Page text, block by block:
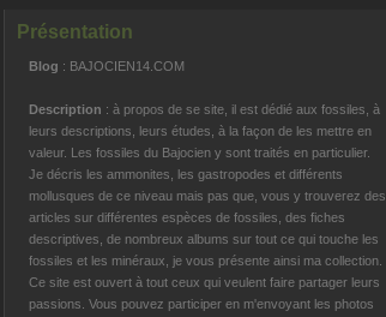
Présentation
Blog : BAJOCIEN14.COM
Description : à propos de se site, il est dédié aux fossiles, à
leurs descriptions, leurs études, à la façon de les mettre en
valeur. Les fossiles du Bajocien y sont traités en particulier.
Je décris les ammonites, les gastropodes et différents
mollusques de ce niveau mais pas que, vous y trouverez des
articles sur différentes espèces de fossiles, des fiches
descriptives, de nombreux albums sur tout ce qui touche les
fossiles et les minéraux, je vous présente ainsi ma collection.
Ce site est ouvert à tout ceux qui veulent faire partager leurs
passions. Vous pouvez participer en m'envoyant les photos